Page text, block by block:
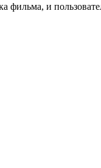
фильма, и